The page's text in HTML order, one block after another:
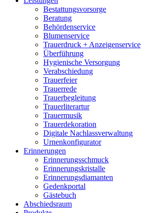
Bestattungsvorsorge
Beratung
Behördenservice
Blumenservice
Trauerdruck + Anzeigenservice
Überführung
Hygienische Versorgung
Verabschiedung
Trauerfeier
Trauerrede
Trauerbegleitung
Trauerliterartur
Trauermusik
Trauerdekoration
Digitale Nachlassverwaltung
Urnenkonfigurator
Erinnerungen
Erinnerungsschmuck
Erinnerungskristalle
Erinnerungsdiamanten
Gedenkportal
Gästebuch
Abschiedsraum